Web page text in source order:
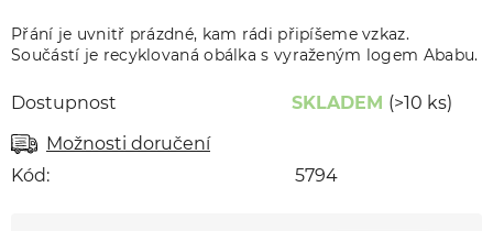
Přání je uvnitř prázdné, kam rádi připíšeme vzkaz.
Součástí je recyklovaná obálka s vyraženým logem Ababu.
Dostupnost SKLADEM (>10 ks)
Možnosti doručení
Kód:
5794